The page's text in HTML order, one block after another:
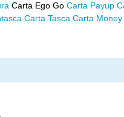
Carta Ego Go Carta Payup
Carta Tasca Carta